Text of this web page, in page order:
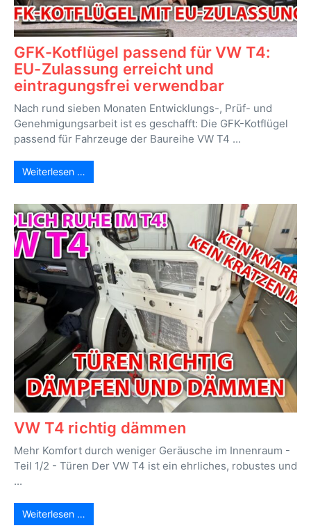
GFK-Kotflügel passend für VW T4:
EU-Zulassung erreicht und
eintragungsfrei verwendbar
Nach rund sieben Monaten Entwicklungs-, Prüf- und
Genehmigungsarbeit ist es geschafft: Die GFK-Kotflügel
passend für Fahrzeuge der Baureihe VW T4 ...
Weiterlesen …
VW T4 richtig dämmen
Mehr Komfort durch weniger Geräusche im Innenraum -
Teil 1/2 - Türen Der VW T4 ist ein ehrliches, robustes und
...
Weiterlesen …